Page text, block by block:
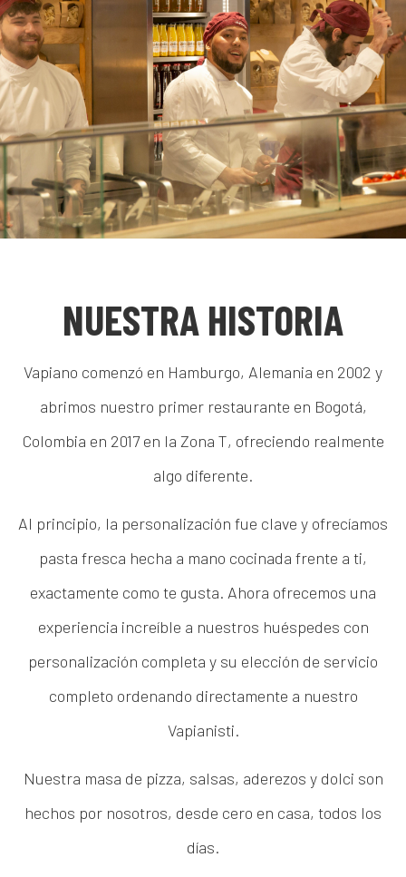
NUESTRA HISTORIA
Vapiano comenzó en Hamburgo, Alemania en 2002 y
abrimos nuestro primer restaurante en Bogotá,
Colombia en 2017 en la Zona T, ofreciendo realmente
algo diferente.
Al principio, la personalización fue clave y ofrecíamos
pasta fresca hecha a mano cocinada frente a ti,
exactamente como te gusta. Ahora ofrecemos una
experiencia increíble a nuestros huéspedes con
personalización completa y su elección de servicio
completo ordenando directamente a nuestro
Vapianisti.
Nuestra masa de pizza, salsas, aderezos y dolci son
hechos por nosotros, desde cero en casa, todos los
días.